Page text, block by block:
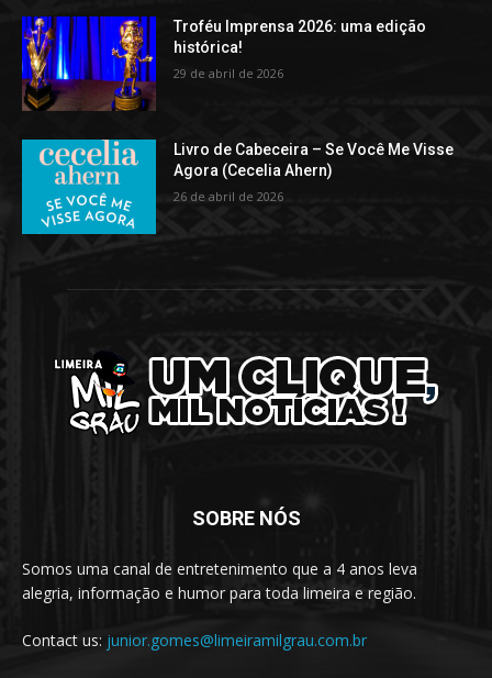
Troféu Imprensa 2026: uma edição
histórica!
29 de abril de 2026
Livro de Cabeceira – Se Você Me Visse
Agora (Cecelia Ahern)
26 de abril de 2026
SOBRE NÓS
Somos uma canal de entretenimento que a 4 anos leva
alegria, informação e humor para toda limeira e região.
Contact us: junior.gomes@limeiramilgrau.com.br